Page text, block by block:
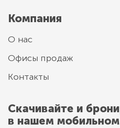
Компания
О нас
Офисы продаж
Контакты
Скачивайте и
в нашем